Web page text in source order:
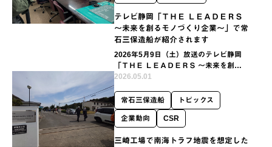
テレビ静岡「ＴＨＥ ＬＥＡＤＥＲＳ
～未来を創るモノづくり企業～」で常
石三保造船が紹介されます
2026年5月9日（土）放送のテレビ静岡
「ＴＨＥ ＬＥＡＤＥＲＳ ～未来を創るモ
ノづくり企業～」にて、常石三保造船が
紹介される事となりました。
2026.05.01
常石三保造船 トピックス
企業動向 CSR
三崎工場で南海トラフ地震を想定した